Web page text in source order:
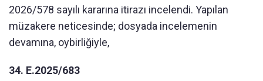
2026/578 sayılı kararına itirazı incelendi. Yapılan
müzakere neticesinde; dosyada incelemenin
devamına, oybirliğiyle,
34. E.2025/683